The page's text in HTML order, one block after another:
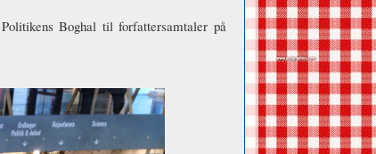
Boghal til forfattersamtaler på